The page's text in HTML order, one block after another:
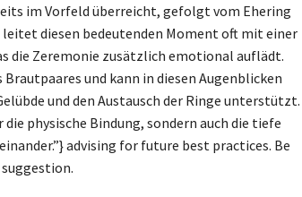
im Vorfeld überreicht, gefolgt vom Ehering
leitet diesen bedeutenden Moment oft mit einer
die Zeremonie zusätzlich emotional auflädt.
und kann in diesen Augenblicken
und den Austausch der Ringe unterstützt.
physische Bindung, sondern auch die tiefe
advising for future best practices. Be